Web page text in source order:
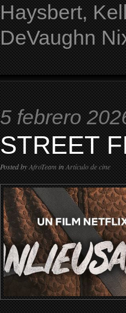
Haysbert,
DeVaughn
5 febrero
STREET
Posted byAfroTeaminArtículo de cine